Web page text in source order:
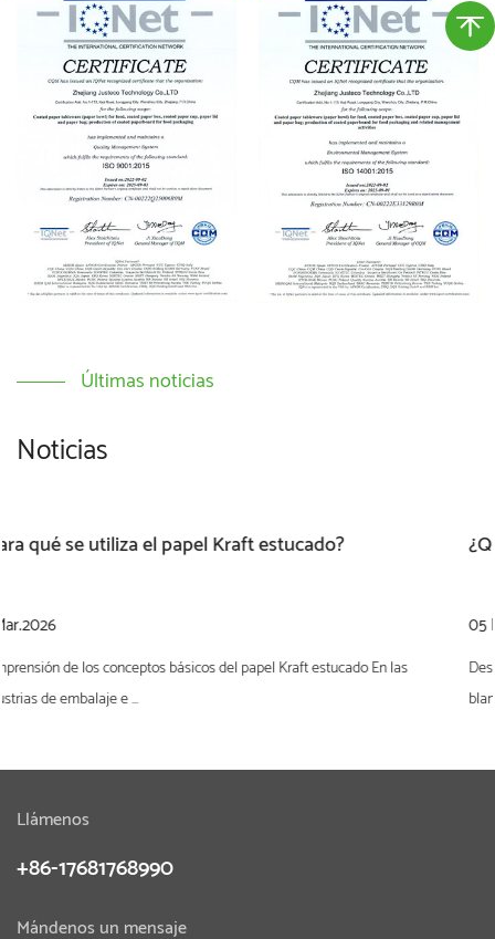
Últimas noticias
Noticias
¿Qué es el cartón blanco?
Desde una perspectiva de ciencia de materiales y adquisiciones, cartulina
blanca es...
Llámenos
+86-17681768990
Mándenos un mensaje